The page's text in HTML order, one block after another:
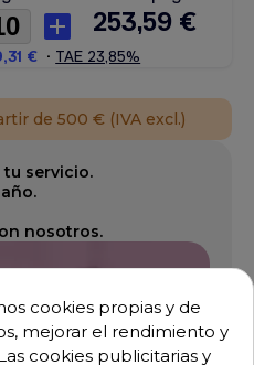
de 500 € (IVA excl.)
tu servicio.
nosotros.
cookies propias y de
mejorar el rendimiento y
cookies publicitarias y